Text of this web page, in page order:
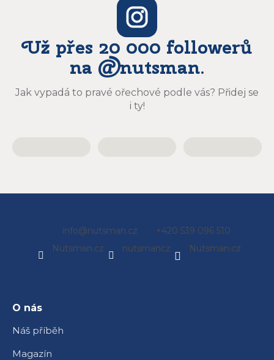
Už přes 20 000 followerů
na @nutsman.
Jak vypadá to pravé ořechové podle vás? Přidej se
i ty!
info@nutsman.cz
+420 539 096 510
Nutsman.cz
nutsmancz Nutsman.cz
O nás
Náš příběh
Magazín